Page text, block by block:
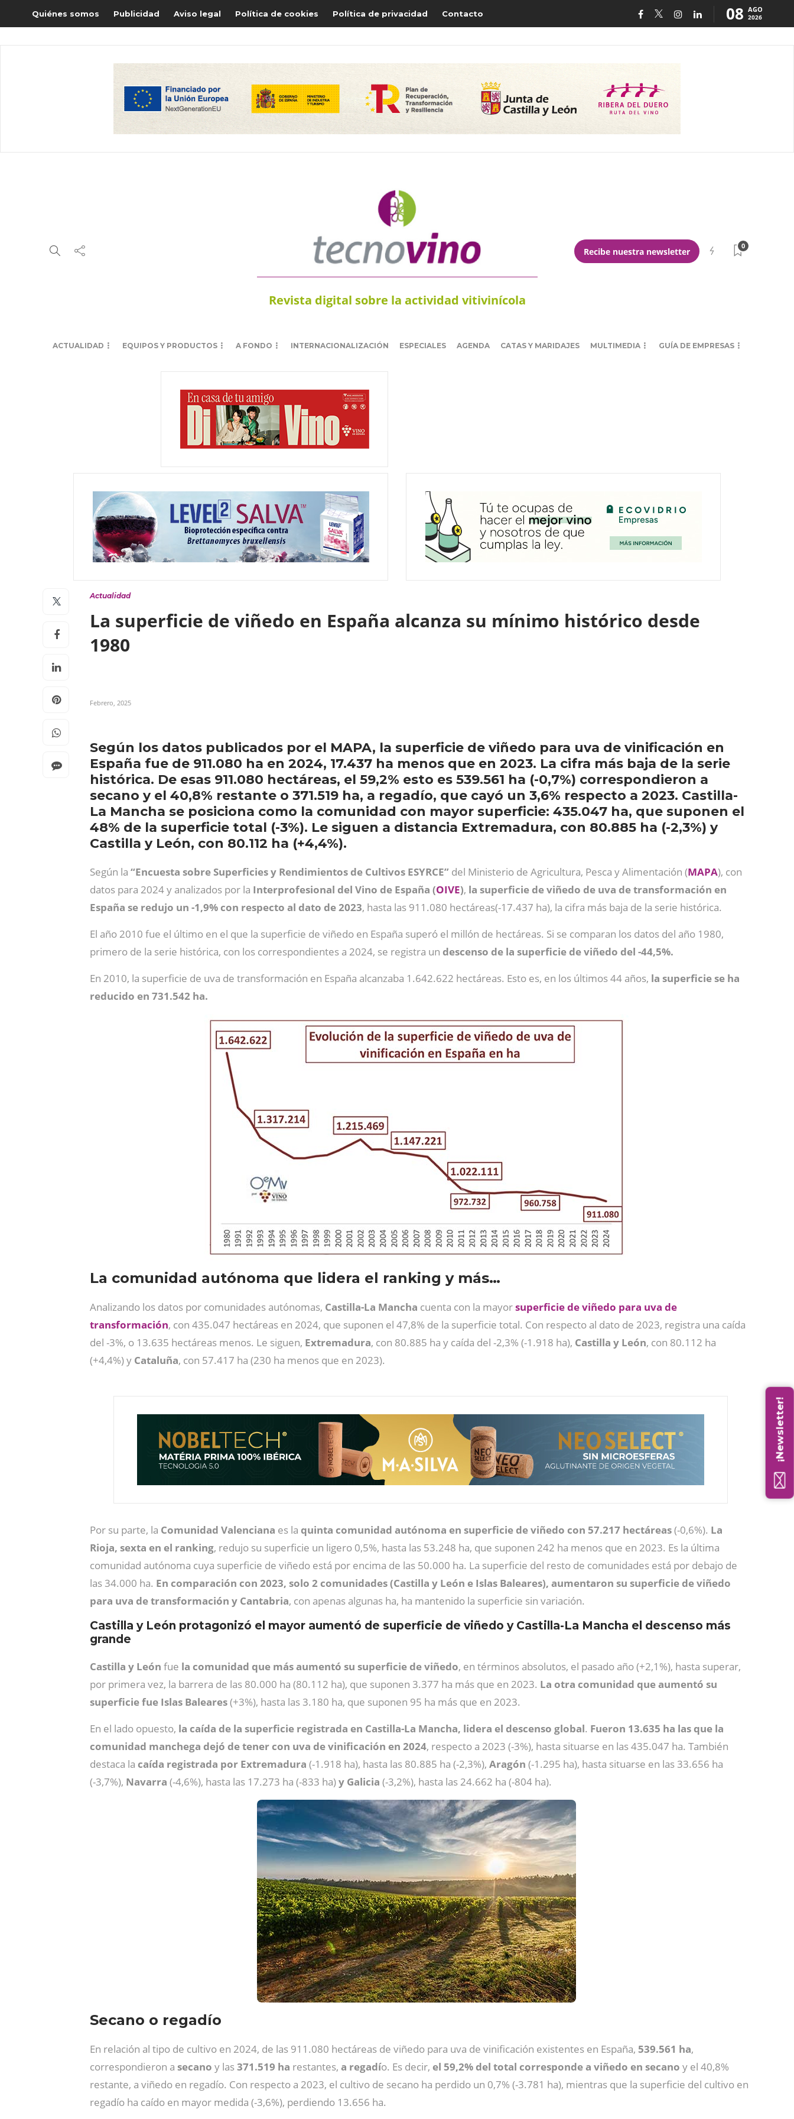
Quiénes somos Publicidad Aviso legal Política de cookies Política de privacidad Contacto 08 AGO
2026
Revista digital sobre la actividad vitivinícola
Recibe nuestra newsletter
0
ACTUALIDAD EQUIPOS Y PRODUCTOS A FONDO INTERNACIONALIZACIÓN ESPECIALES AGENDA CATAS Y MARIDAJES MULTIMEDIA GUÍA DE EMPRESAS
Actualidad
La superficie de viñedo en España alcanza su mínimo histórico desde
1980
Febrero, 2025
Según los datos publicados por el MAPA, la superficie de viñedo para uva de vinificación en
España fue de 911.080 ha en 2024, 17.437 ha menos que en 2023. La cifra más baja de la serie
histórica. De esas 911.080 hectáreas, el 59,2% esto es 539.561 ha (-0,7%) correspondieron a
secano y el 40,8% restante o 371.519 ha, a regadío, que cayó un 3,6% respecto a 2023. Castilla-
La Mancha se posiciona como la comunidad con mayor superficie: 435.047 ha, que suponen el
48% de la superficie total (-3%). Le siguen a distancia Extremadura, con 80.885 ha (-2,3%) y
Castilla y León, con 80.112 ha (+4,4%).
Según la “Encuesta sobre Superficies y Rendimientos de Cultivos ESYRCE” del Ministerio de Agricultura, Pesca y Alimentación (MAPA), con
datos para 2024 y analizados por la Interprofesional del Vino de España (OIVE), la superficie de viñedo de uva de transformación en
España se redujo un -1,9% con respecto al dato de 2023, hasta las 911.080 hectáreas(-17.437 ha), la cifra más baja de la serie histórica.
El año 2010 fue el último en el que la superficie de viñedo en España superó el millón de hectáreas. Si se comparan los datos del año 1980,
primero de la serie histórica, con los correspondientes a 2024, se registra un descenso de la superficie de viñedo del -44,5%.
En 2010, la superficie de uva de transformación en España alcanzaba 1.642.622 hectáreas. Esto es, en los últimos 44 años, la superficie se ha
reducido en 731.542 ha.
La comunidad autónoma que lidera el ranking y más…
Analizando los datos por comunidades autónomas, Castilla-La Mancha cuenta con la mayorsuperficie de viñedo para uva de
transformación, con 435.047 hectáreas en 2024, que suponen el 47,8% de la superficie total. Con respecto al dato de 2023, registra una caída
del -3%, o 13.635 hectáreas menos. Le siguen, Extremadura, con 80.885 ha y caída del -2,3% (-1.918 ha), Castilla y León, con 80.112 ha
(+4,4%) y Cataluña, con 57.417 ha (230 ha menos que en 2023).
Por su parte, la Comunidad Valenciana es la quinta comunidad autónoma en superficie de viñedo con 57.217 hectáreas(-0,6%). La
Rioja, sexta en el ranking, redujo su superficie un ligero 0,5%, hasta las 53.248 ha, que suponen 242 ha menos que en 2023. Es la última
comunidad autónoma cuya superficie de viñedo está por encima de las 50.000 ha. La superficie del resto de comunidades está por debajo de
las 34.000 ha. En comparación con 2023, solo 2 comunidades (Castilla y León e Islas Baleares), aumentaron su superficie de viñedo
para uva de transformación y Cantabria, con apenas algunas ha, ha mantenido la superficie sin variación.
Castilla y León protagonizó el mayor aumentó de superficie de viñedo y Castilla-La Mancha el descenso más
grande
Castilla y León fue la comunidad que más aumentó su superficie de viñedo, en términos absolutos, el pasado año (+2,1%), hasta superar,
por primera vez, la barrera de las 80.000 ha (80.112 ha), que suponen 3.377 ha más que en 2023. La otra comunidad que aumentó su
superficie fue Islas Baleares(+3%), hasta las 3.180 ha, que suponen 95 ha más que en 2023.
En el lado opuesto, la caída de la superficie registrada en Castilla-La Mancha, lidera el descenso global. Fueron 13.635 ha las que la
comunidad manchega dejó de tener con uva de vinificación en 2024, respecto a 2023 (-3%), hasta situarse en las 435.047 ha. También
destaca la caída registrada por Extremadura (-1.918 ha), hasta las 80.885 ha (-2,3%), Aragón (-1.295 ha), hasta situarse en las 33.656 ha
(-3,7%), Navarra (-4,6%), hasta las 17.273 ha (-833 ha)y Galicia (-3,2%), hasta las 24.662 ha (-804 ha).
Secano o regadío
En relación al tipo de cultivo en 2024, de las 911.080 hectáreas de viñedo para uva de vinificación existentes en España, 539.561 ha,
correspondieron a secano y las371.519 ha restantes, a regadío. Es decir, el 59,2% del total corresponde a viñedo en secano y el 40,8%
restante, a viñedo en regadío. Con respecto a 2023, el cultivo de secano ha perdido un 0,7% (-3.781 ha), mientras que la superficie del cultivo en
regadío ha caído en mayor medida (-3,6%), perdiendo 13.656 ha.
¡Newsletter!